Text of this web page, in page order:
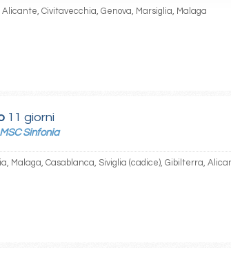
Civitavecchia, Genova, Marsiglia, Malaga
11 giorni
MSC Sinfonia
Malaga, Casablanca, Siviglia (cadice), Gibilterra,